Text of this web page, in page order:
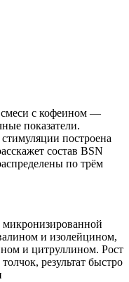
смеси с кофеином —
показатели.
построена
состав BSN
по трём
микронизированной
и изолейцином,
и цитруллином. Рост
результат быстро